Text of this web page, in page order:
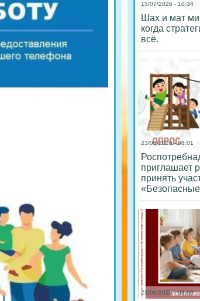
13/07/2026 - 10:34
Шах и мат
когда
всё.
23/06/2026 - 08:01
приглашает
принять
23/06/2026 - 08:00